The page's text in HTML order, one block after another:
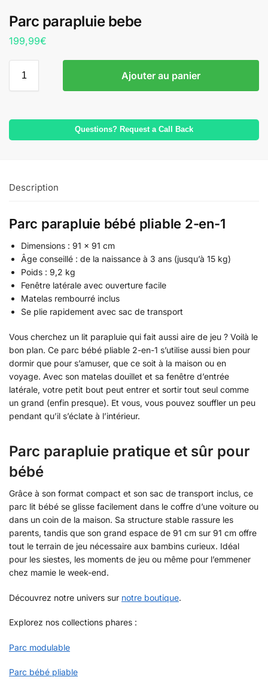
Parc parapluie bebe
199,99€
Ajouter au panier
Questions? Request a Call Back
Description
Parc parapluie bébé pliable 2-en-1
Dimensions : 91 x 91 cm
Âge conseillé : de la naissance à 3 ans (jusqu’à 15 kg)
Poids : 9,2 kg
Fenêtre latérale avec ouverture facile
Matelas rembourré inclus
Se plie rapidement avec sac de transport
Vous cherchez un lit parapluie qui fait aussi aire de jeu ? Voilà le
bon plan. Ce parc bébé pliable 2-en-1 s’utilise aussi bien pour
dormir que pour s’amuser, que ce soit à la maison ou en
voyage. Avec son matelas douillet et sa fenêtre d’entrée
latérale, votre petit bout peut entrer et sortir tout seul comme
un grand (enfin presque). Et vous, vous pouvez souffler un peu
pendant qu’il s’éclate à l’intérieur.
Parc parapluie pratique et sûr pour
bébé
Grâce à son format compact et son sac de transport inclus, ce
parc lit bébé se glisse facilement dans le coffre d’une voiture ou
dans un coin de la maison. Sa structure stable rassure les
parents, tandis que son grand espace de 91 cm sur 91 cm offre
tout le terrain de jeu nécessaire aux bambins curieux. Idéal
pour les siestes, les moments de jeu ou même pour l’emmener
chez mamie le week-end.
Découvrez notre univers sur notre boutique.
Explorez nos collections phares :
Parc modulable
Parc bébé pliable